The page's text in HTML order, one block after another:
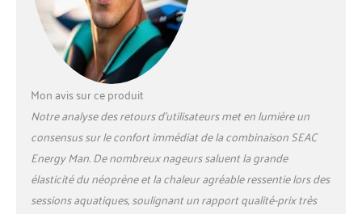
meilleure protection
thermique. La
combinaison de nage et
coupe féminine (Seac
Energy Lady) ou une
coupe masculine (Seac
Energy Man). ***
Mon avis sur ce produit
Notre analyse des retours d’utilisateurs met en lumière un
consensus sur le confort immédiat de la combinaison SEAC
Energy Man. De nombreux nageurs saluent la grande
élasticité du néoprène et la chaleur agréable ressentie lors des
sessions aquatiques, soulignant un rapport qualité-prix très